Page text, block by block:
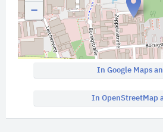
−
In Google Maps
In OpenStreetMap